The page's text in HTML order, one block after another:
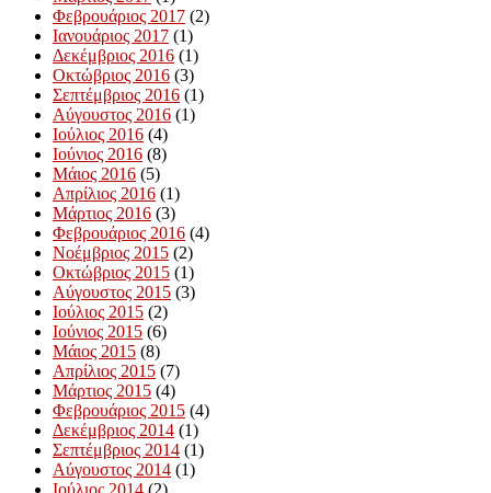
Φεβρουάριος 2017 (2)
Ιανουάριος 2017 (1)
Δεκέμβριος 2016 (1)
Οκτώβριος 2016 (3)
Σεπτέμβριος 2016 (1)
Αύγουστος 2016 (1)
Ιούλιος 2016 (4)
Ιούνιος 2016 (8)
Μάιος 2016 (5)
Απρίλιος 2016 (1)
Μάρτιος 2016 (3)
Φεβρουάριος 2016 (4)
Νοέμβριος 2015 (2)
Οκτώβριος 2015 (1)
Αύγουστος 2015 (3)
Ιούλιος 2015 (2)
Ιούνιος 2015 (6)
Μάιος 2015 (8)
Απρίλιος 2015 (7)
Μάρτιος 2015 (4)
Φεβρουάριος 2015 (4)
Δεκέμβριος 2014 (1)
Σεπτέμβριος 2014 (1)
Αύγουστος 2014 (1)
Ιούλιος 2014 (2)